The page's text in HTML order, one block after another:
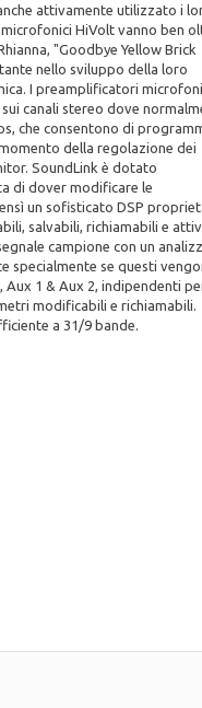
attivamente utilizzato i
HiVolt vanno ben
"Goodbye Yellow Brick
nello sviluppo della loro
I preamplificatori
canali stereo dove
che consentono di
della regolazione dei
SoundLink è dotato
di dover modificare le
un sofisticato DSP
salvabili, richiamabili e
campione con un
specialmente se questi
1 & Aux 2, indipendenti
modificabili e richiamabili.
a 31/9 bande.